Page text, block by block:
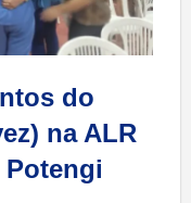
do
na ALR
Potengi